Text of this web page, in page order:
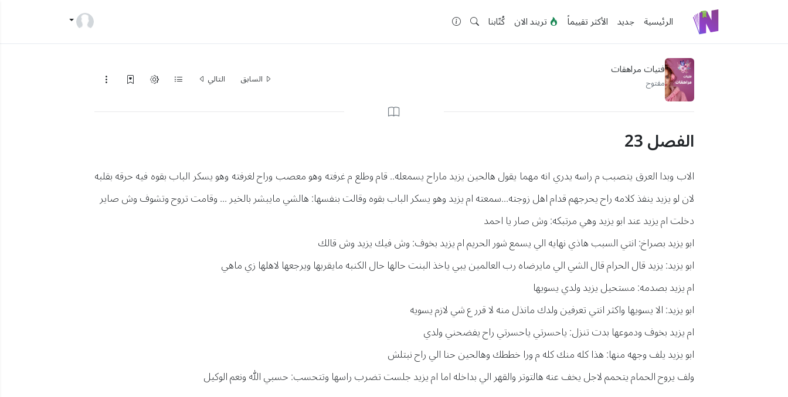
الرئيسية جديد الأكثر تقييماً تريند الان كُتّابنا
فتيات مراهقات
مفتوح السابق التالي
الفصل 23
الاب وبدا العرق يتصبب م راسه يدري انه مهما يقول هالحين يزيد ماراح يسمعله.. قام وطلع م غرفته وهو معصب وراح لغرفته وهو يسكر الباب بقوه فيه حرقه بقلبه
لان لو يزيد ينفذ كلامه راح يحرجهم قدام اهل زوجته...سمعته ام يزيد وهو يسكر الباب بقوه وقالت بنفسها: هالشي مايبشر بالخير ... وقامت تروح وتشوف وش صاير
دخلت ام يزيد عند ابو يزيد وهي مرتبكه: وش صار يا احمد
ابو يزيد بصراخ: انتي السبب هاذي نهايه الي يسمع شور الحريم ام يزيد بخوف: وش فيك يزيد وش قالك
ابو يزيد: يزيد قال الحرام قال الشي الي مايرضاه رب العالمين يبي ياخذ البنت حالها حال الكنبه مايقربها ويرجعها لاهلها زي ماهي
ام يزيد بصدمه: مستحيل يزيد ولدي يسويها
ابو يزيد: الا يسويها واكثر انتي تعرفين ولدك مانذل منه لا قرر ع شي لازم يسويه
ام يزيد بخوف ودموعها بدت تنزل: ياحسرتي ياحسرتي راح يفضحني ولدي
ابو يزيد يلف وجهه منها: هذا كله منك كله م ورا خططك وهالحين حنا الي راح نبتلش
ولف يروح الحمام يتحمم لاجل يخف عنه هالتوتر والقهر الي بداخله اما ام يزيد جلست تضرب راسها وتتحسب: حسبي الله ونعم الوكيل